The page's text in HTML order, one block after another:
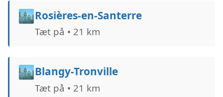
🏙️Rosières-en-Santerre
Tæt på • 21 km
🏙️Blangy-Tronville
Tæt på • 21 km